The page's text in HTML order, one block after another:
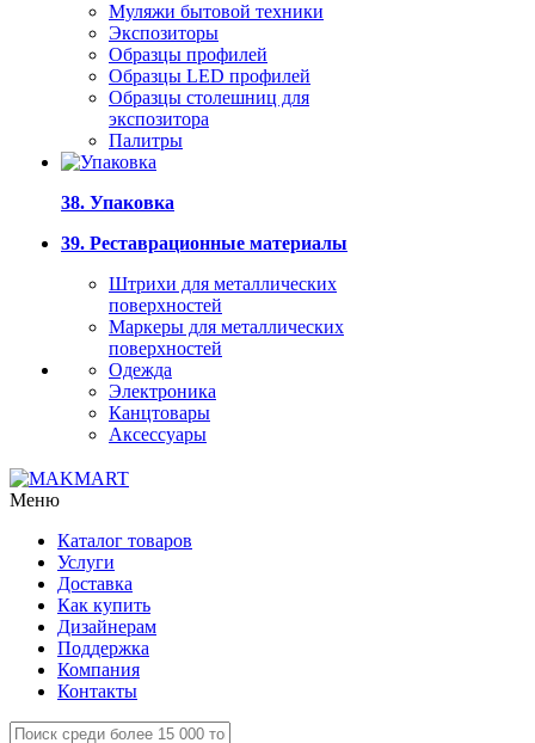
Муляжи бытовой техники
Экспозиторы
Образцы профилей
Образцы LED профилей
Образцы столешниц для
экспозитора
Палитры
38. Упаковка
39. Реставрационные материалы
Штрихи для металлических
поверхностей
Маркеры для металлических
поверхностей
Одежда
Электроника
Канцтовары
Аксессуары
Меню
Каталог товаров
Услуги
Доставка
Как купить
Дизайнерам
Поддержка
Компания
Контакты